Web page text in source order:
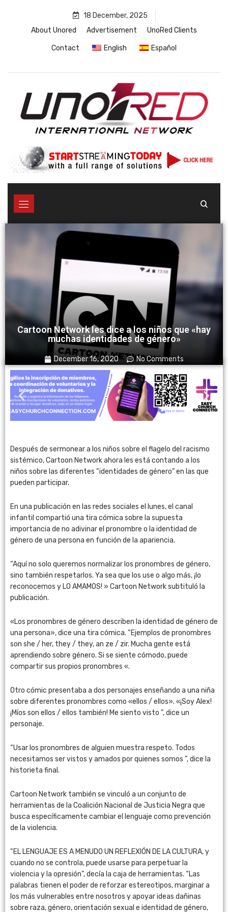
18 December, 2025
About Unored
Advertisement UnoRed Clients
Contact English Español
Cartoon Network les dice a los niños que «hay
muchas identidades de género»
December 16, 2020 No Comments
Después de sermonear a los niños sobre el flagelo del racismo
sistémico, Cartoon Network ahora les está contando a los
niños sobre las diferentes “identidades de género” en las que
pueden participar.
En una publicación en las redes sociales el lunes, el canal
infantil compartió una tira cómica sobre la supuesta
importancia de no adivinar el pronombre o la identidad de
género de una persona en función de la apariencia.
“Aquí no solo queremos normalizar los pronombres de género,
sino también respetarlos. Ya sea que los use o algo más, ¡lo
reconocemos y LO AMAMOS! » Cartoon Network subtituló la
publicación.
«Los pronombres de género describen la identidad de género de
una persona», dice una tira cómica. “Ejemplos de pronombres
son she / her, they / they, an ze / zir. Mucha gente está
aprendiendo sobre género. Si se siente cómodo, puede
compartir sus propios pronombres «.
Otro cómic presentaba a dos personajes enseñando a una niña
sobre diferentes pronombres como «ellos / ellos». «¡Soy Alex!
¡Míos son ellos / ellos también! Me siento visto ”, dice un
personaje.
“Usar los pronombres de alguien muestra respeto. Todos
necesitamos ser vistos y amados por quienes somos ”, dice la
historieta final.
Cartoon Network también se vinculó a un conjunto de
herramientas de la Coalición Nacional de Justicia Negra que
busca específicamente cambiar el lenguaje como prevención
de la violencia.
“EL LENGUAJE ES A MENUDO UN REFLEXIÓN DE LA CULTURA, y
cuando no se controla, puede usarse para perpetuar la
violencia y la opresión”, decía la caja de herramientas. “Las
palabras tienen el poder de reforzar estereotipos, marginar a
los más vulnerables entre nosotros y apoyar ideas dañinas
sobre raza, género, orientación sexual e identidad de género,